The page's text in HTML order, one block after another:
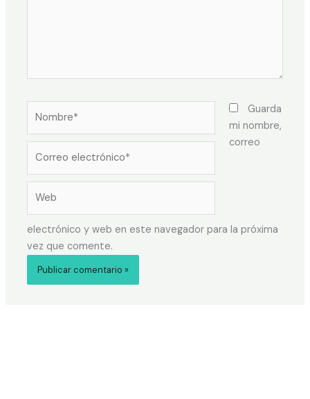
Guarda
mi nombre,
correo
electrónico y web en este navegador para la próxima
vez que comente.